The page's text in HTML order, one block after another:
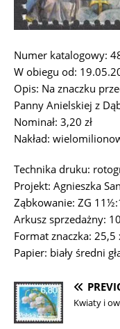
Numer katalogowy:
W obiegu od:
Opis: Na znaczku
Panny Anielskiej z
Nominał: 3,20 zł
Nakład:
Technika druku:
Projekt: Agnieszka
Ząbkowanie: ZG
Arkusz sprzedażny:
Format znaczka:
Papier: biały średni
Kwiaty i